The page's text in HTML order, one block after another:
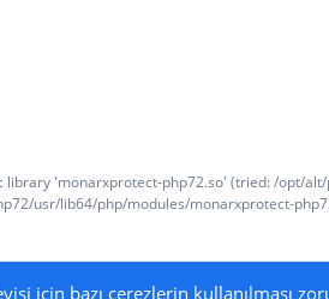
için bazı çerezlerin kullanılması
library 'monarxprotect-php72.so' (tried: /
usr/lib64/php/modules/monarxprotect-